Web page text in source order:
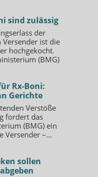
sind zulässig
der
ist die
hochgekocht.
(BMG)
Rx-Boni:
Gerichte
Verstöße
fordert das
(BMG) ein
Versender –...
sollen